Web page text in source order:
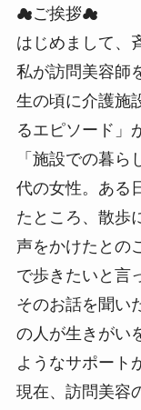
☁︎ご挨拶☁︎
はじめまして、
私が訪問美容師
生の頃に介護施
るエピソード」
「施設での暮
代の女性。ある
たところ、散歩
声をかけたとの
で歩きたいと言
そのお話を聞い
の人が生きがい
ようなサポート
現在、訪問美容